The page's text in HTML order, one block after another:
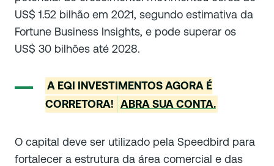
US$ 1.52 bilhão em 2021, segundo estimativa da
Fortune Business Insights, e pode superar os
US$ 30 bilhões até 2028.
A EQI INVESTIMENTOS AGORA É
CORRETORA! ABRA SUA CONTA.
O capital deve ser utilizado pela Speedbird para
fortalecer a estrutura da área comercial e das